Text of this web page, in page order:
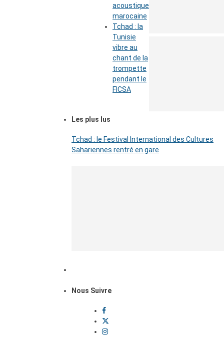
acoustique
marocaine
Tchad : la
Tunisie
vibre au
chant de la
trompette
pendant le
FICSA
Les plus lus
Tchad : le Festival International des Cultures
Sahariennes rentré en gare
Nous Suivre